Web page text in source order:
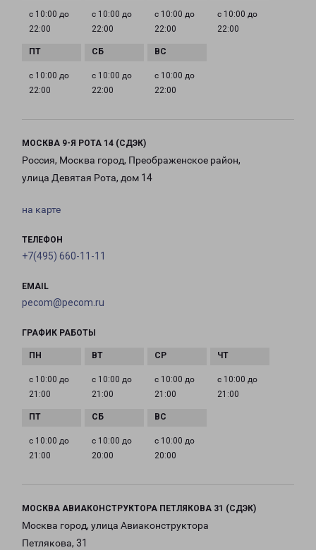
с 10:00 до
22:00
с 10:00 до
22:00
с 10:00 до
22:00
с 10:00 до
22:00
с 10:00 до
22:00
с 10:00 до
22:00
с 10:00 до
22:00
МОСКВА 9-Я РОТА 14 (СДЭК)
Россия, Москва город, Преображенское район,
улица Девятая Рота, дом 14
на карте
ТЕЛЕФОН
+7(495) 660-11-11
EMAIL
pecom@pecom.ru
ГРАФИК РАБОТЫ
с 10:00 до
21:00
с 10:00 до
21:00
с 10:00 до
21:00
с 10:00 до
21:00
с 10:00 до
21:00
с 10:00 до
20:00
с 10:00 до
20:00
МОСКВА АВИАКОНСТРУКТОРА ПЕТЛЯКОВА 31 (СДЭК)
Москва город, улица Авиаконструктора
Петлякова, 31